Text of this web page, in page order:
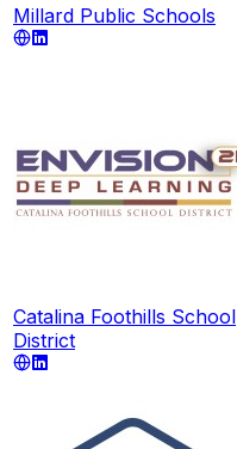
Millard Public Schools
Catalina Foothills School
District